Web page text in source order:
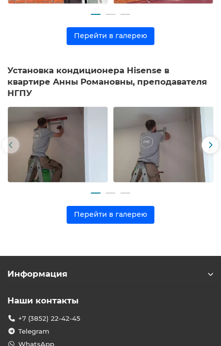
Перейти в галерею
Установка кондиционера Hisense в
квартире Анны Романовны, преподавателя
НГПУ
Перейти в галерею
Информация
Наши контакты
+7 (3852) 22-42-45
Telegram
WhatsApp